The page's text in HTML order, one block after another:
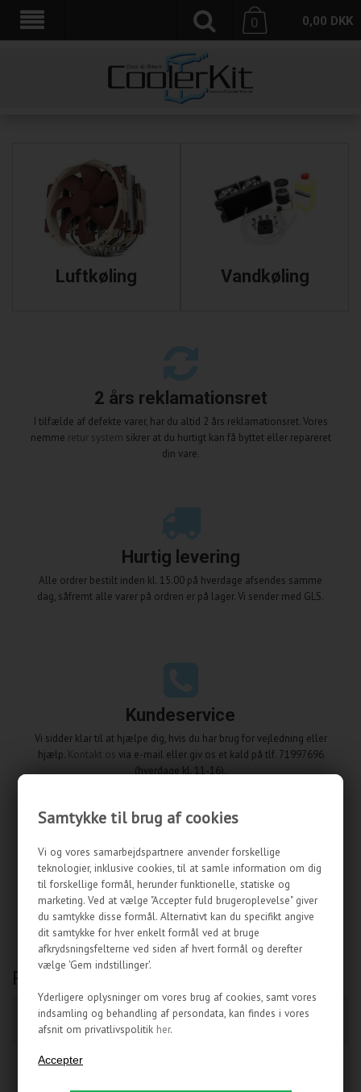
Samtykke til brug af cookies
Vi og vores samarbejdspartnere anvender forskellige
teknologier, inklusive cookies, til at samle information om dig
til forskellige formål, herunder funktionelle, statiske og
marketing. Ved at vælge "Accepter fuld brugeroplevelse" giver
du samtykke disse formål. Alternativt kan du specifikt angive
dit samtykke for hver enkelt formål ved at bruge
afkrydsningsfelterne ved siden af hvert formål og derefter
vælge 'Gem indstillinger'.
Yderligere oplysninger om vores brug af cookies, samt vores
indsamling og behandling af persondata, kan findes i vores
afsnit om privatlivspolitik her.
0,00 DKK
0
Luftkøling Vandkøling
2 års reklamationsret
I tilfælde af defekte varer, har du altid 2 års reklamationsret. Vores
nemme retur system sikrer at du hurtigt kan få byttet eller repareret
din vare.
Hurtig levering
Alle ordrer bestilt inden kl. 15.00 på hverdage afsendes samme
dag, såfremt alle varer på ordren er på lager. Vi sender med GLS.
Kundeservice
Vi sidder klar til at hjælpe dig, hvis du har brug for vejledning eller
hjælp. Kontakt os via e-mail eller giv os et kald på tlf. 71997696
(hverdage kl. 11-16).
14 dages returret
Hvis du ombestemmer dig og ønsker at fortryde dit køb, har du altid
14 dages returret hos CoolerKit. Fortrydelsesfristen gælder fra den
dag du har modtaget din vare.
POPULÆRE PRODUKTER:
PARACON ROGUE GAMER
STOL - RØD
NOCTUA NF-F12
INDUSTRIALPPC-2000